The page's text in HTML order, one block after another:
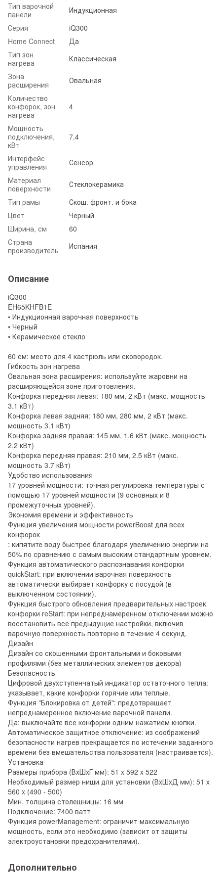
Тип варочной
панели
Индукционная
Серия
iQ300
Home Connect
Да
Тип зон
нагрева
Классическая
Зона
расширения
Овальная
Количество
конфорок, зон
нагрева
4
Мощность
подключения,
кВт
7.4
Интерфейс
управления
Сенсор
Материал
поверхности
Стеклокерамика
Тип рамы
Скош. фронт. и бока
Цвет
Черный
Ширина, см
60
Страна
производитель
Испания
Описание
iQ300
EH65KHFB1E
• Индукционная варочная поверхность
• Черный
• Керамическое стекло
60 см: место для 4 кастрюль или сковородок.
Гибкость зон нагрева
Овальная зона расширения: используйте жаровни на
расширяющейся зоне приготовления.
Конфорка передняя левая: 180 мм, 2 кВт (макс. мощность
3.1 кВт)
Конфорка левая задняя: 180 мм, 280 мм, 2 кВт (макс.
мощность 3.1 кВт)
Конфорка задняя правая: 145 мм, 1.6 кВт (макс. мощность
2.2 кВт)
Конфорка передняя правая: 210 мм, 2.5 кВт (макс.
мощность 3.7 кВт)
Удобство использования
17 уровней мощности: точная регулировка температуры с
помощью 17 уровней мощности (9 основных и 8
промежуточных уровней).
Экономия времени и эффективность
Функция увеличения мощности powerBoost для всех
конфорок
: кипятите воду быстрее благодаря увеличению энергии на
50% по сравнению с самым высоким стандартным уровнем.
Функция автоматического распознавания конфорки
quickStart: при включении варочная поверхность
автоматически выбирает конфорку с посудой (в
выключенном состоянии).
Функция быстрого обновления предварительных настроек
конфорки reStart: при непреднамеренном отключении можно
восстановить все предыдущие настройки, включив
варочную поверхность повторно в течение 4 секунд.
Дизайн
Дизайн со скошенными фронтальными и боковыми
профилями (без металлических элементов декора)
Безопасность
Цифровой двухступенчатый индикатор остаточного тепла:
указывает, какие конфорки горячие или теплые.
Функция "Блокировка от детей": предотвращает
непреднамеренное включение варочной панели.
Да: выключайте все конфорки одним нажатием кнопки.
Автоматическое защитное отключение: из соображений
безопасности нагрев прекращается по истечении заданного
времени без вмешательства пользователя (настраивается).
Установка
Размеры прибора (ВхШхГ мм): 51 x 592 x 522
Необходимый размер ниши для установки (ВхШхД мм): 51 x
560 x (490 - 500)
Мин. толщина столешницы: 16 мм
Подключение: 7400 ватт
Функция powerManagement: ограничит максимальную
мощность, если это необходимо (зависит от защиты
электроустановки предохранителями).
Дополнительно